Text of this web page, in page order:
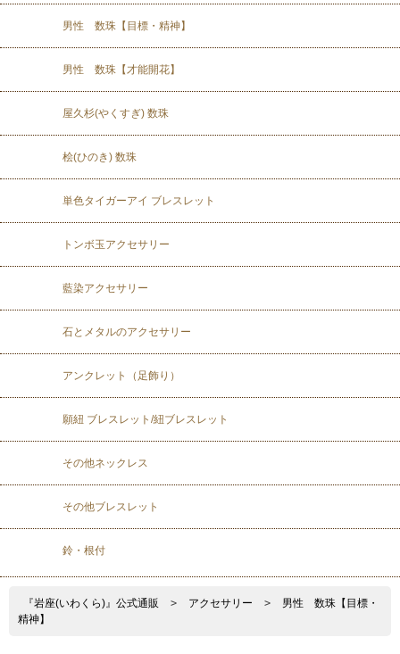
男性 数珠【目標・精神】
男性 数珠【才能開花】
屋久杉(やくすぎ) 数珠
桧(ひのき) 数珠
単色タイガーアイ ブレスレット
トンボ玉アクセサリー
藍染アクセサリー
石とメタルのアクセサリー
アンクレット（足飾り）
願紐 ブレスレット/紐ブレスレット
その他ネックレス
その他ブレスレット
鈴・根付
『岩座(いわくら)』公式通販 > アクセサリー >
男性 数珠【目標・
精神】